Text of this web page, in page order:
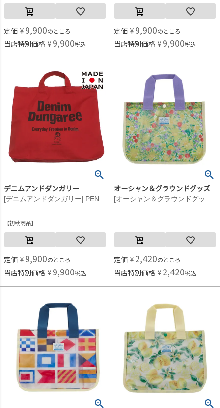
定価 ¥ 9,900のところ
当店特別価格 ¥ 9,900税込
定価 ¥ 9,900のところ
当店特別価格 ¥ 9,900税込
デニムアンドダンガリー
初秋商品
定価 ¥ 9,900のところ
当店特別価格 ¥ 9,900税込
オーシャン＆グラウンドグッズ
定価 ¥ 2,420のところ
当店特別価格 ¥ 2,420税込